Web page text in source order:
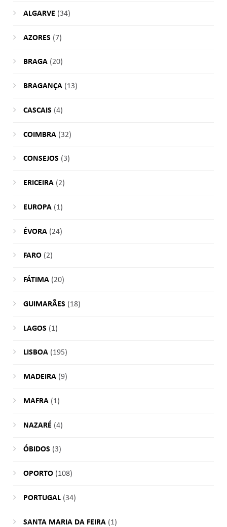
ALGARVE (34)
AZORES (7)
BRAGA(20)
BRAGANÇA(13)
CASCAIS (4)
COIMBRA(32)
CONSEJOS (3)
ERICEIRA(2)
EUROPA(1)
ÉVORA(24)
FARO(2)
FÁTIMA(20)
GUIMARÃES (18)
LAGOS (1)
LISBOA(195)
MADEIRA(9)
MAFRA(1)
NAZARÉ (4)
ÓBIDOS (3)
OPORTO(108)
PORTUGAL(34)
SANTA MARIA DA FEIRA(1)